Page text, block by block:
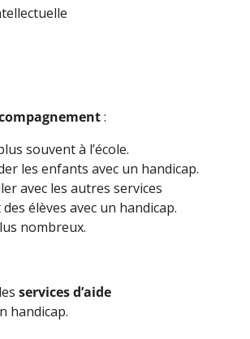
:
souvent à l’école.
les enfants avec un handicap.
avec les autres services
élèves avec un handicap.
nombreux.
services d’aide
handicap.